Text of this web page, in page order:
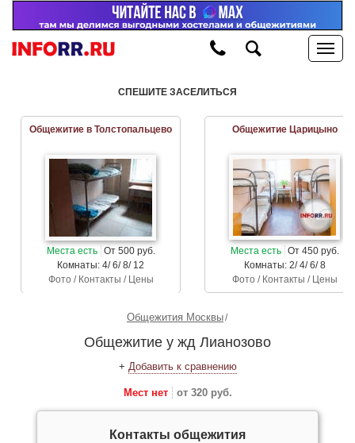
СПЕШИТЕ ЗАСЕЛИТЬСЯ
Общежитие в Толстопальцево
Места есть От 500 руб.
Комнаты: 4/ 6/ 8/ 12
Фото / Контакты / Цены
Общежитие Царицыно
Места есть От 450 руб.
Комнаты: 2/ 4/ 6/ 8
Фото / Контакты / Цены
Общежития Москвы
Общежитие у жд Лианозово
+ Добавить к сравнению
Мест нет от 320 руб.
Контакты общежития